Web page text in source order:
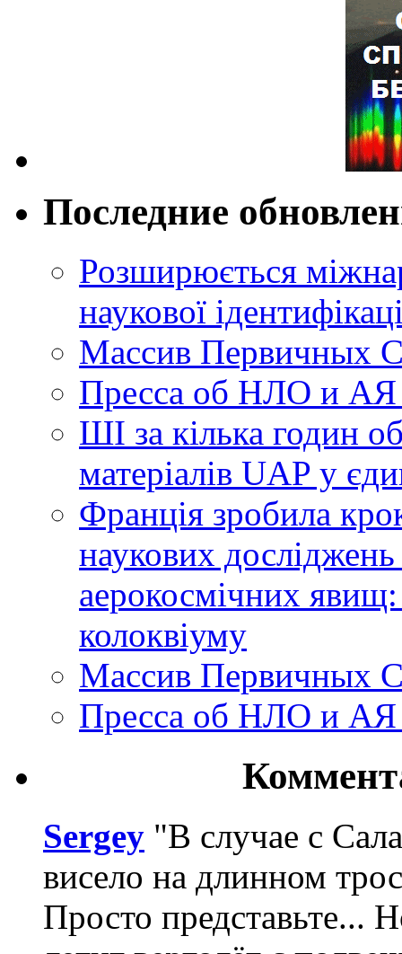
Последние
Розширюється
наукової
Массив Первичных
Пресса об НЛО и
ШІ за кілька годин
матеріалів UAP у
Франція зробила
наукових
аерокосмічних
колоквіуму
Массив Первичных
Пресса об НЛО и
Sergey "В случае с
висело на длинном
Просто представьте...